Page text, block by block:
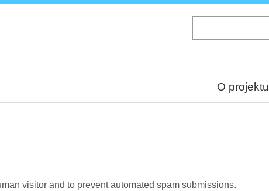
O projektu
visitor and to prevent automated spam submissions.